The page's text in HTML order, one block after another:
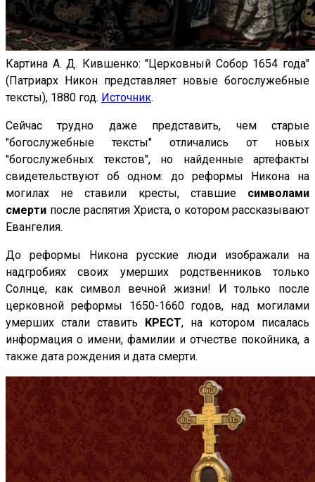
Картина А. Д. Кившенко: "Церковный Собор 1654 года"
(Патриарх Никон представляет новые богослужебные
тексты), 1880 год. Источник.
Сейчас трудно даже представить, чем старые
"богослужебные тексты" отличались от новых
"богослужебных текстов", но найденные артефакты
свидетельствуют об одном: до реформы Никона на
могилах не ставили кресты, ставшие символами
смерти после распятия Христа, о котором рассказывают
Евангелия.
До реформы Никона русские люди изображали на
надгробиях своих умерших родственников только
Солнце, как символ вечной жизни! И только после
церковной реформы 1650-1660 годов, над могилами
умерших стали ставить
КРЕСТ, на котором писалась
информация о имени, фамилии и отчестве покойника, а
также дата рождения и дата смерти.